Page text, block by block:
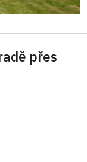
přes